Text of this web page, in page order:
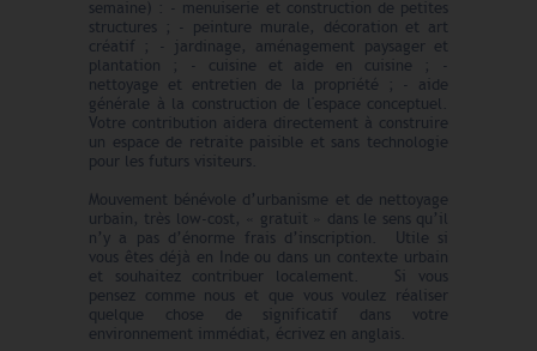
semaine) : - menuiserie et construction de petites
structures ; - peinture murale, décoration et art
créatif ; - jardinage, aménagement paysager et
plantation ; - cuisine et aide en cuisine ; -
nettoyage et entretien de la propriété ; - aide
générale à la construction de l'espace conceptuel.
Votre contribution aidera directement à construire
un espace de retraite paisible et sans technologie
pour les futurs visiteurs.
Mouvement bénévole d’urbanisme et de nettoyage
urbain, très low-cost, « gratuit » dans le sens qu’il
n’y a pas d’énorme frais d’inscription. Utile si
vous êtes déjà en Inde ou dans un contexte urbain
et souhaitez contribuer localement. Si vous
pensez comme nous et que vous voulez réaliser
quelque chose de significatif dans votre
environnement immédiat, écrivez en anglais.